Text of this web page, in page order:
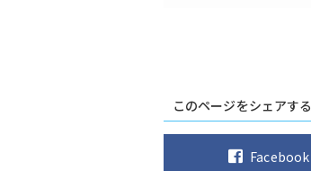
このページをシェアする
Facebook